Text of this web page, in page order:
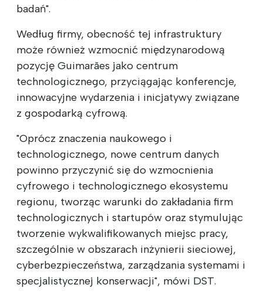
badań".
Według firmy, obecność tej infrastruktury
może również wzmocnić międzynarodową
pozycję Guimarães jako centrum
technologicznego, przyciągając konferencje,
innowacyjne wydarzenia i inicjatywy związane
z gospodarką cyfrową.
"Oprócz znaczenia naukowego i
technologicznego, nowe centrum danych
powinno przyczynić się do wzmocnienia
cyfrowego i technologicznego ekosystemu
regionu, tworząc warunki do zakładania firm
technologicznych i startupów oraz stymulując
tworzenie wykwalifikowanych miejsc pracy,
szczególnie w obszarach inżynierii sieciowej,
cyberbezpieczeństwa, zarządzania systemami i
specjalistycznej konserwacji", mówi DST.